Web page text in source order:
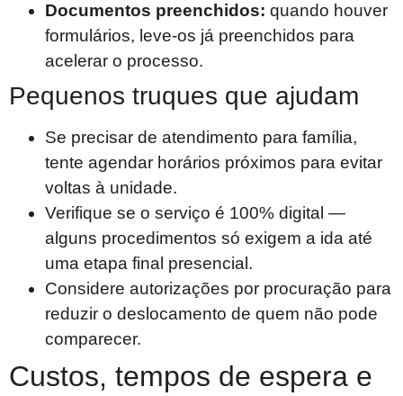
Documentos preenchidos: quando houver
formulários, leve-os já preenchidos para
acelerar o processo.
Pequenos truques que ajudam
Se precisar de atendimento para família,
tente agendar horários próximos para evitar
voltas à unidade.
Verifique se o serviço é 100% digital —
alguns procedimentos só exigem a ida até
uma etapa final presencial.
Considere autorizações por procuração para
reduzir o deslocamento de quem não pode
comparecer.
Custos, tempos de espera e